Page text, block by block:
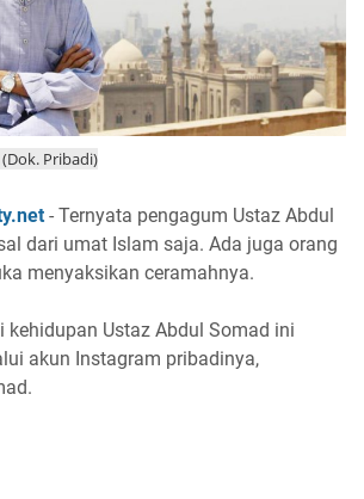
Pribadi)
- Ternyata pengagum Ustaz Abdul
dari umat Islam saja. Ada juga orang
menyaksikan ceramahnya.
kehidupan Ustaz Abdul Somad ini
akun Instagram pribadinya,